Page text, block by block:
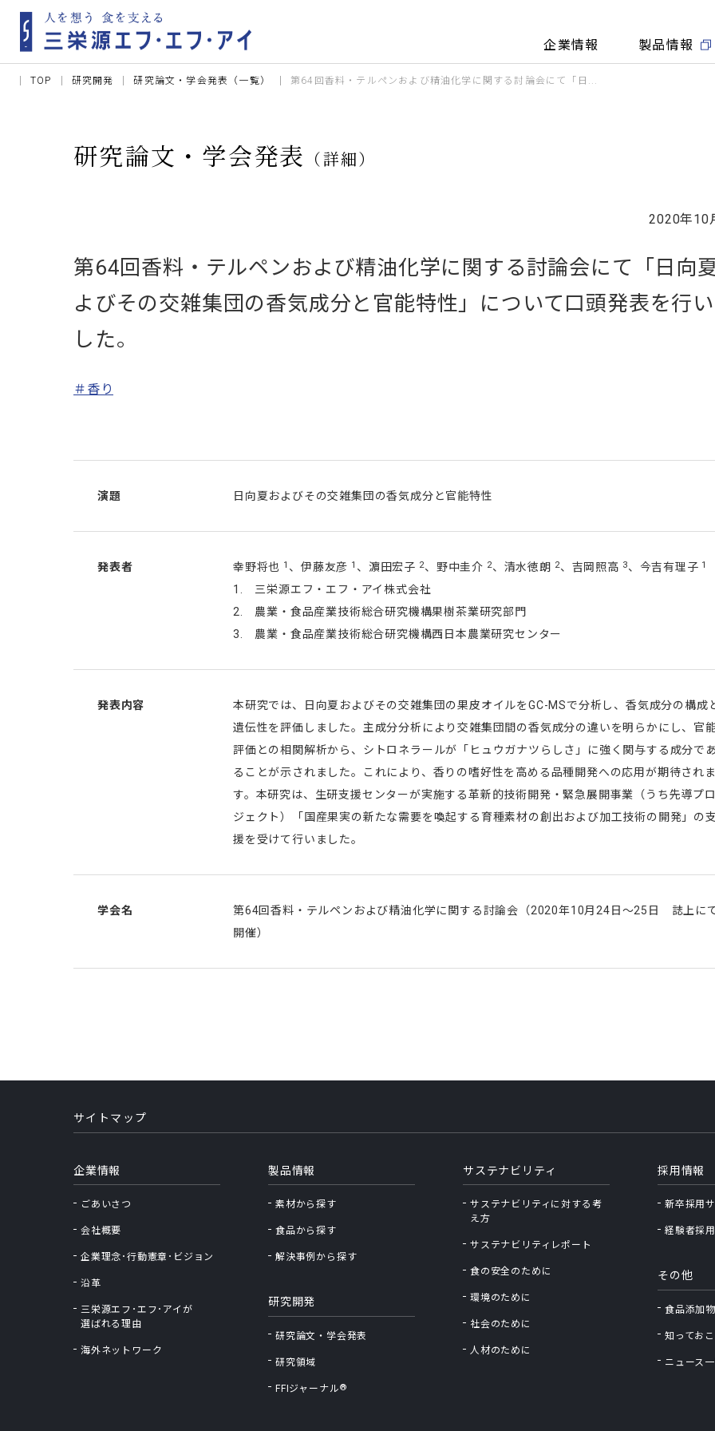
企業情報 製品情報
TOP 研究開発 研究論文・学会発表（一覧） 第64回香料・テルペンおよび精油化学に関する討論会にて「日...
研究論文・学会発表 （詳細）
2020年10
第64回香料・テルペンおよび精油化学に関する討論会にて「日向
よびその交雑集団の香気成分と官能特性」について口頭発表を行
した。
＃香り
演題 日向夏およびその交雑集団の香気成分と官能特性
発表者 幸野将也 1 、伊藤友彦 1 、濵田宏子 2、野中圭介 2、清水徳朗 2、吉岡照高 3、今吉有理子 1
1. 三栄源エフ・エフ・アイ株式会社
2. 農業・食品産業技術総合研究機構果樹茶業研究部門
3. 農業・食品産業技術総合研究機構西日本農業研究センター
発表内容
本研究では、日向夏およびその交雑集団の果皮オイルをGC-MSで分析し、香気成分の構成
遺伝性を評価しました。主成分分析により交雑集団間の香気成分の違いを明らかにし、官
評価との相関解析から、シトロネラールが「ヒュウガナツらしさ」に強く関与する成分であ
ることが示されました。これにより、香りの嗜好性を高める品種開発への応用が期待されま
す。本研究は、生研支援センターが実施する革新的技術開発・緊急展開事業（うち先導プロ
ジェクト）「国産果実の新たな需要を喚起する育種素材の創出および加工技術の開発」の支
援を受けて行いました。
学会名
第64回香料・テルペンおよび精油化学に関する討論会（2020年10月24日～25日 誌上に
開催）
サイトマップ
企業情報
ごあいさつ
会社概要
企業理念･行動憲章･ビジョン
沿革
三栄源エフ･エフ･アイが
選ばれる理由
海外ネットワーク
製品情報
素材から探す
食品から探す
解決事例から探す
研究開発
研究論文・学会発表
研究領域
FFIジャーナル®
サステナビリティ
サステナビリティに対する考
え⽅
サステナビリティレポート
食の安全のために
環境のために
社会のために
人材のために
採用情報
新卒採用
経験者採
その他
食品添加
知ってお
ニュース